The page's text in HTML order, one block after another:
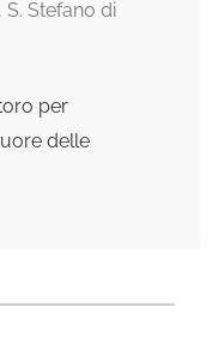
Stefano di
per
delle